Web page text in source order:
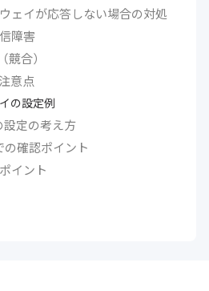
ェイが応答しない場合の対処
障害
合）
意点
の設定例
定の考え方
の確認ポイント
イント